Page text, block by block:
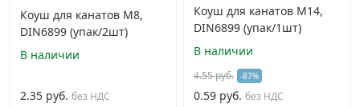
Коуш для канатов М8,
DIN6899 (упак/2шт)
В наличии
2.35 руб. без НДС
Коуш для канатов М14,
DIN6899 (упак/1шт)
В наличии
4.55 руб. -87%
0.59 руб. без НДС